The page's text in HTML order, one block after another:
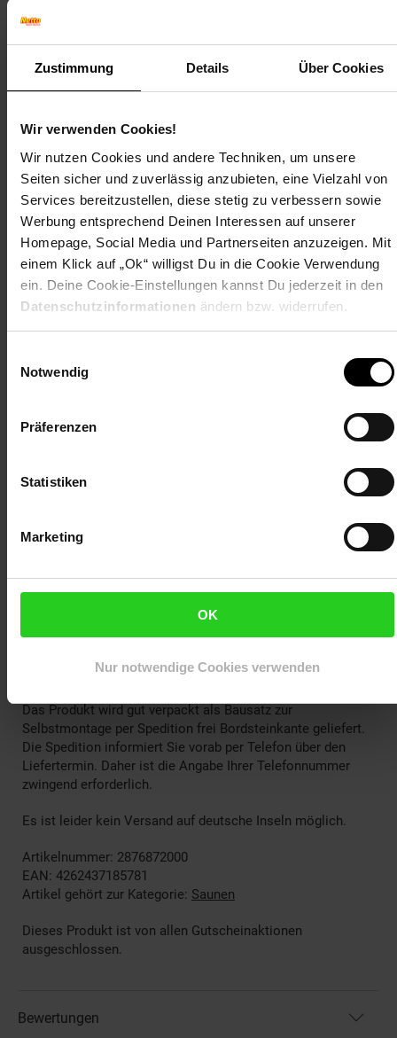
Zustimmung Details Über Cookies
Wir verwenden Cookies!
Wir nutzen Cookies und andere Techniken, um unsere
Seiten sicher und zuverlässig anzubieten, eine Vielzahl von
Services bereitzustellen, diese stetig zu verbessern sowie
Werbung entsprechend Deinen Interessen auf unserer
Homepage, Social Media und Partnerseiten anzuzeigen. Mit
einem Klick auf „Ok“ willigst Du in die Cookie Verwendung
ein. Deine Cookie-Einstellungen kannst Du jederzeit in den
Datenschutzinformationen ändern bzw. widerrufen.
Notwendig
Präferenzen
Statistiken
Marketing
OK
Nur notwendige Cookies verwenden
Abmessungen (ca.-Angaben):
Bänke (LxB): 154 x 48 cm & 154 x 30 cm
Materialstärke: 38 mm
Hinweise:
Nur im Außenbereich aufstellen.
Das Produkt enthält eine LED-Beleuchtung.
Die enthaltene LED-Beleuchtung ist nicht einstellbar
Leuchtmittel sind tauschbar.
Entsorgung nach der Waste Electrical and Electronic
Equipment-Richtlinie und ElektroG entnommen und
Das Holz der Sauna wird unbehandelt geliefert.
redaktionell geprüft.
1 x Sauna
1 x Saunasteine-Set
1 x Anleitung
Das Produkt wird gut verpackt als Bausatz zur
Selbstmontage per Spedition frei Bordsteinkante geliefert.
Die Spedition informiert Sie vorab per Telefon über den
Liefertermin. Daher ist die Angabe Ihrer Telefonnummer
zwingend erforderlich.
Es ist leider kein Versand auf deutsche Inseln möglich.
Artikelnummer: 2876872000
EAN: 4262437185781
Artikel gehört zur Kategorie: Saunen
Dieses Produkt ist von allen Gutscheinaktionen
ausgeschlossen.
Bewertungen